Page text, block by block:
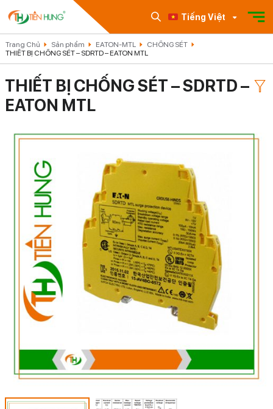
Tiếng Việt
Trang Chủ Sản phẩm EATON-MTL
CHỐNG SÉT
THIẾT BỊ CHỐNG SÉT – SDRTD – EATON MTL
THIẾT BỊ CHỐNG SÉT – SDRTD –
EATON MTL